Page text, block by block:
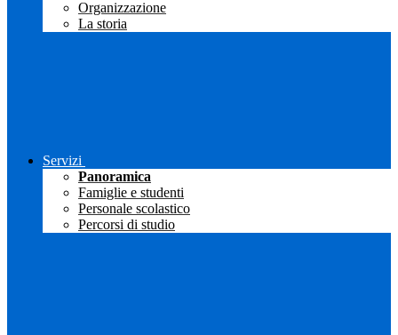
Organizzazione
La storia
Servizi
Panoramica
Famiglie e studenti
Personale scolastico
Percorsi di studio